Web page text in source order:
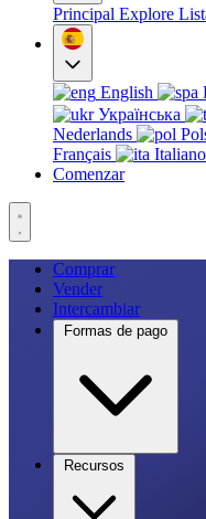
Principal Explore
English
Українська
Nederlands
Français
Italiano
Comenzar
Comprar
Vender
Intercambiar
Formas de pago
Recursos